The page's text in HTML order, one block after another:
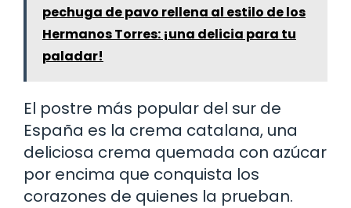
pechuga de pavo rellena al estilo de los
Hermanos Torres: ¡una delicia para tu
paladar!
El postre más popular del sur de
España es la crema catalana, una
deliciosa crema quemada con azúcar
por encima que conquista los
corazones de quienes la prueban.